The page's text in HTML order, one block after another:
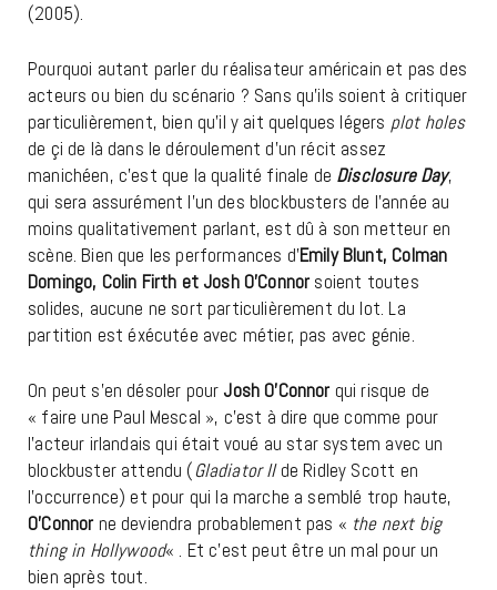
(2005).
Pourquoi autant parler du réalisateur américain et pas des
acteurs ou bien du scénario ? Sans qu’ils soient à critiquer
particulièrement, bien qu’il y ait quelques légers plot holes
de çi de là dans le déroulement d’un récit assez
manichéen, c’est que la qualité finale de Disclosure Day,
qui sera assurément l’un des blockbusters de l’année au
moins qualitativement parlant, est dû à son metteur en
scène. Bien que les performances d’Emily Blunt, Colman
Domingo, Colin Firth et Josh O’Connorsoient toutes
solides, aucune ne sort particulièrement du lot. La
partition est éxécutée avec métier, pas avec génie.
On peut s’en désoler pour Josh O’Connorqui risque de
« faire une Paul Mescal », c’est à dire que comme pour
l’acteur irlandais qui était voué au star system avec un
blockbuster attendu (Gladiator IIde Ridley Scott en
l’occurrence) et pour qui la marche a semblé trop haute,
O’Connorne deviendra probablement pas « the next big
thing in Hollywood« . Et c’est peut être un mal pour un
bien après tout.